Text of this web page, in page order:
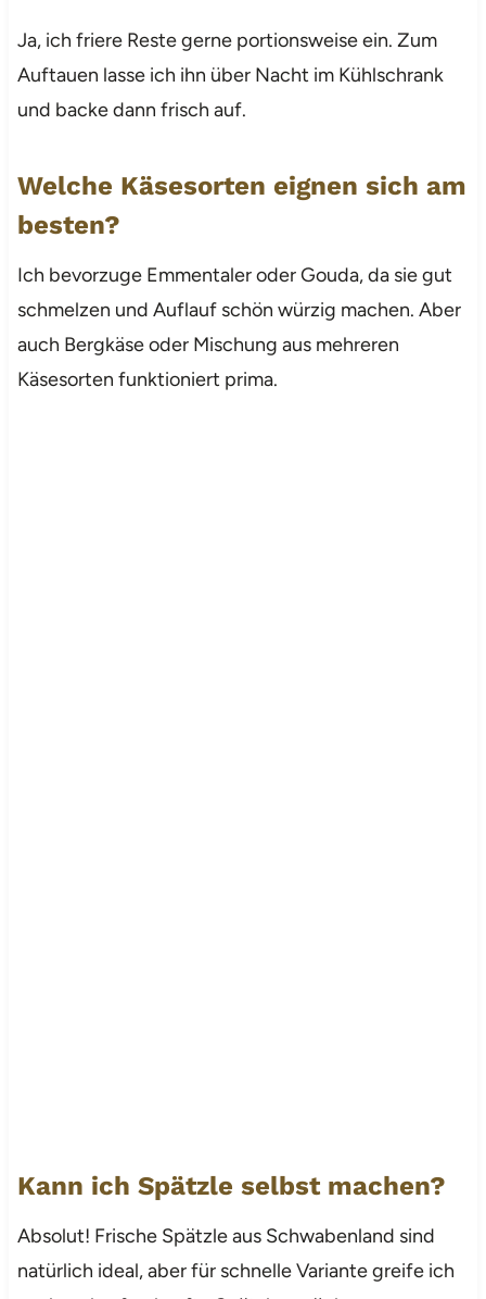
Ja, ich friere Reste gerne portionsweise ein. Zum
Auftauen lasse ich ihn über Nacht im Kühlschrank
und backe dann frisch auf.
Welche Käsesorten eignen sich am
besten?
Ich bevorzuge Emmentaler oder Gouda, da sie gut
schmelzen und Auflauf schön würzig machen. Aber
auch Bergkäse oder Mischung aus mehreren
Käsesorten funktioniert prima.
Kann ich Spätzle selbst machen?
Absolut! Frische Spätzle aus Schwabenland sind
natürlich ideal, aber für schnelle Variante greife ich